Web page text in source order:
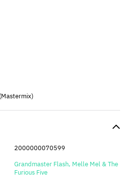
2000000070599
Grandmaster Flash, Melle Mel & The
Furious Five